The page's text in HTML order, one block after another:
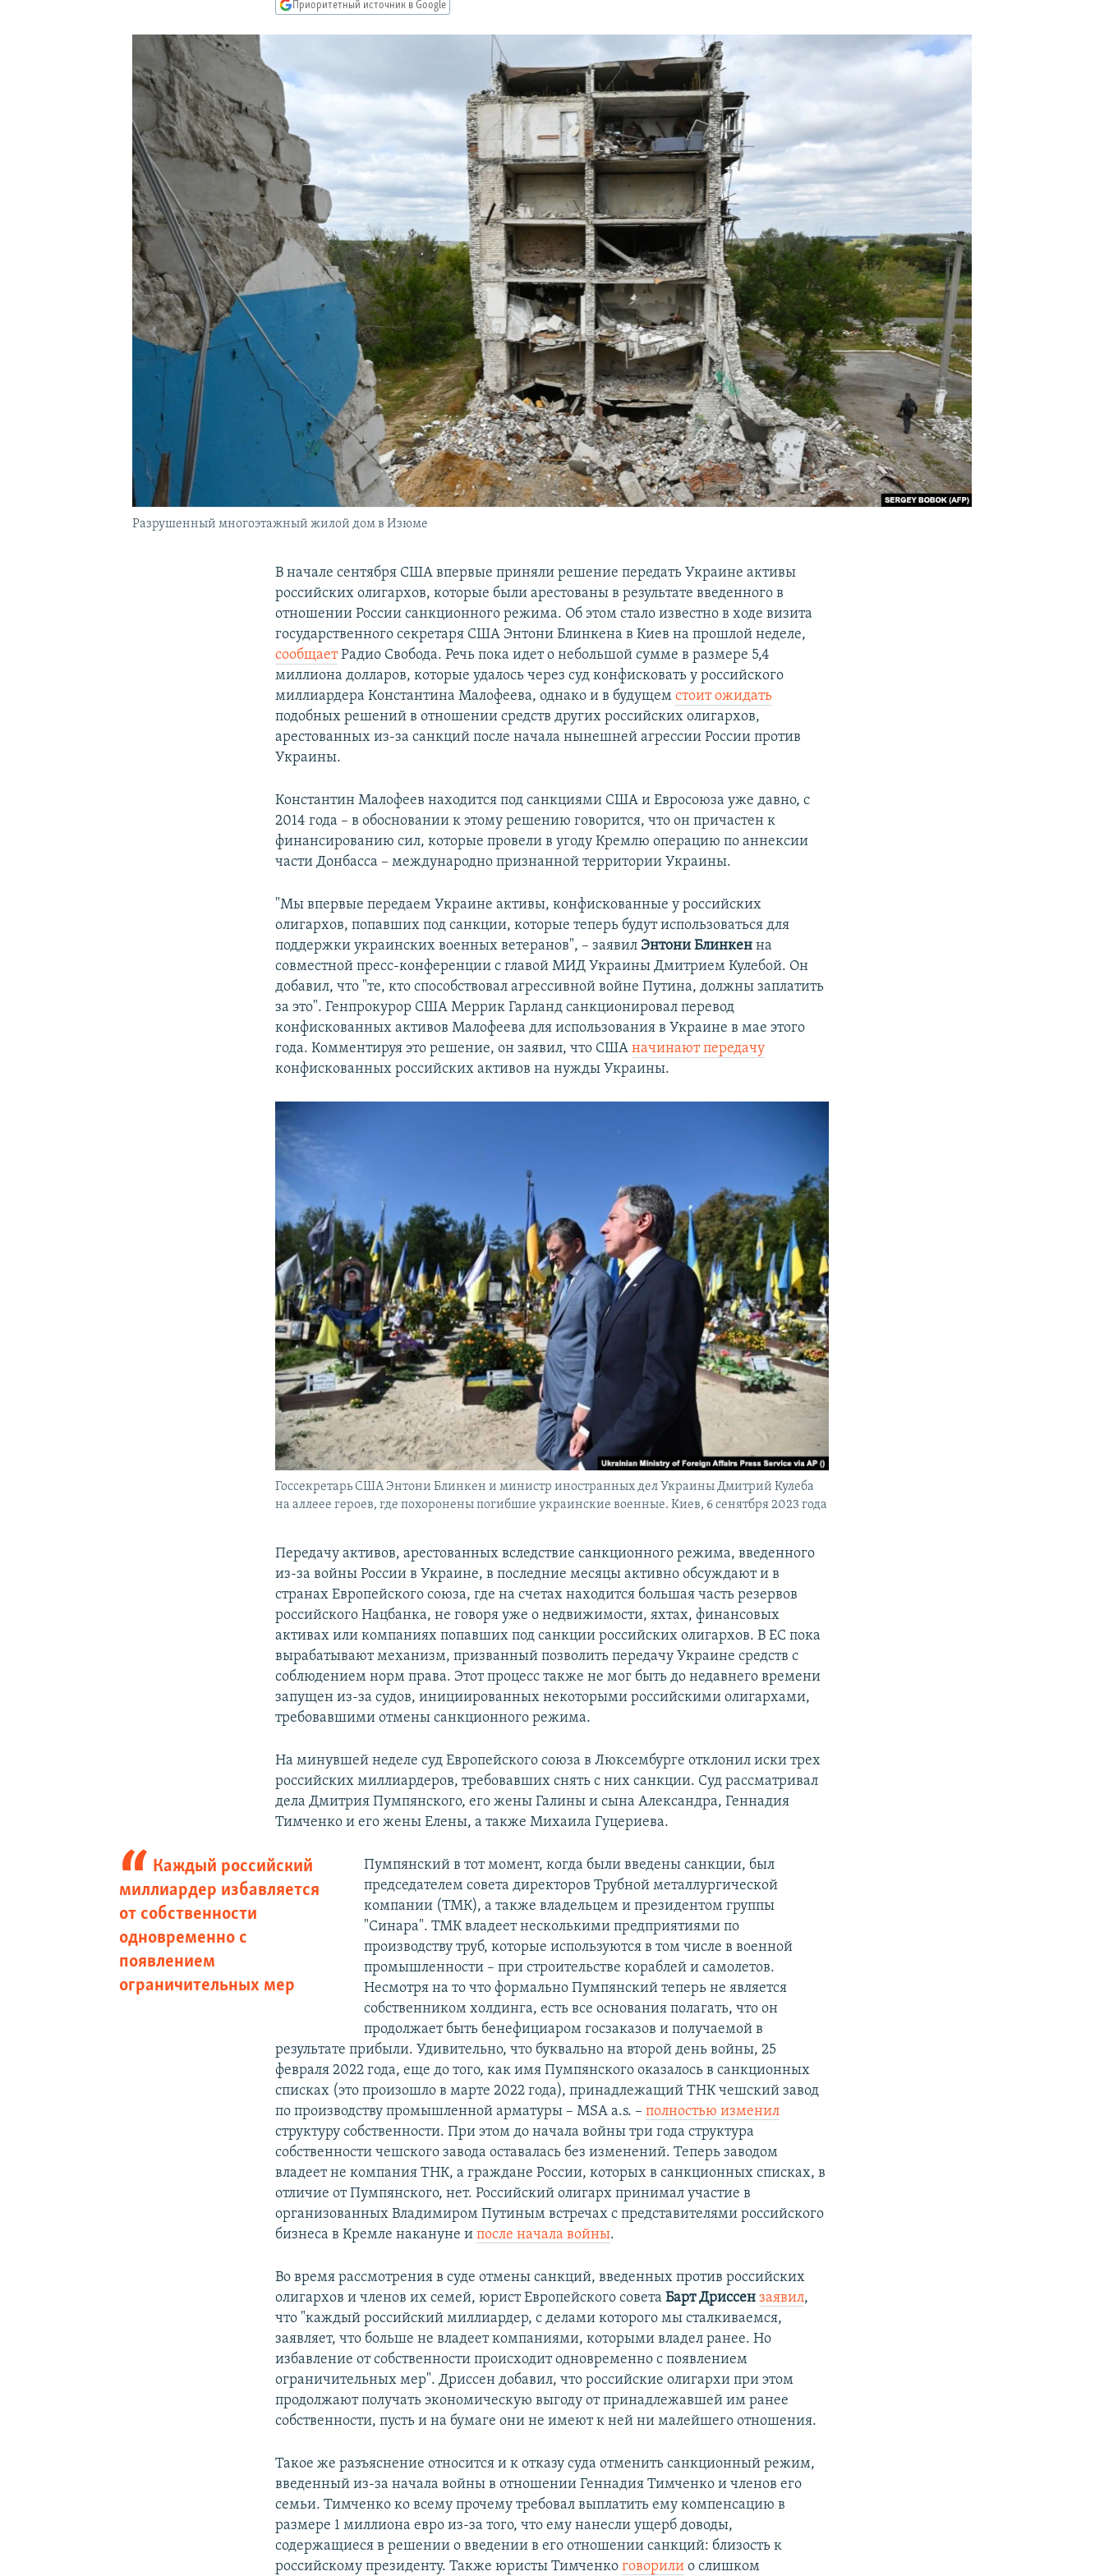
ПОДПИШИТЕСЬ НА РАССЫЛКУ
Приоритетный источник в Google
Разрушенный многоэтажный жилой дом в Изюме
В начале сентября США впервые приняли решение передать Украине активы
российских олигархов, которые были арестованы в результате введенного в
отношении России санкционного режима. Об этом стало известно в ходе визита
государственного секретаря США Энтони Блинкена в Киев на прошлой неделе,
сообщаетРадио Свобода. Речь пока идет о небольшой сумме в размере 5,4
миллиона долларов, которые удалось через суд конфисковать у российского
миллиардера Константина Малофеева, однако и в будущемстоит ожидать
подобных решений в отношении средств других российских олигархов,
арестованных из-за санкций после начала нынешней агрессии России против
Украины.
Константин Малофеев находится под санкциями США и Евросоюза уже давно, с
2014 года – в обосновании к этому решению говорится, что он причастен к
финансированию сил, которые провели в угоду Кремлю операцию по аннексии
части Донбасса – международно признанной территории Украины.
"Мы впервые передаем Украине активы, конфискованные у российских
олигархов, попавших под санкции, которые теперь будут использоваться для
поддержки украинских военных ветеранов", – заявил Энтони Блинкен на
совместной пресс-конференции с главой МИД Украины Дмитрием Кулебой. Он
добавил, что "те, кто способствовал агрессивной войне Путина, должны заплатить
за это". Генпрокурор США Меррик Гарланд санкционировал перевод
конфискованных активов Малофеева для использования в Украине в мае этого
года. Комментируя это решение, он заявил, что СШАначинают передачу
конфискованных российских активов на нужды Украины.
Госсекретарь США Энтони Блинкен и министр иностранных дел Украины Дмитрий Кулеба
на аллеее героев, где похоронены погибшие украинские военные. Киев, 6 сенятбря 2023 года
Передачу активов, арестованных вследствие санкционного режима, введенного
из-за войны России в Украине, в последние месяцы активно обсуждают и в
странах Европейского союза, где на счетах находится большая часть резервов
российского Нацбанка, не говоря уже о недвижимости, яхтах, финансовых
активах или компаниях попавших под санкции российских олигархов. В ЕС пока
вырабатывают механизм, призванный позволить передачу Украине средств с
соблюдением норм права. Этот процесс также не мог быть до недавнего времени
запущен из-за судов, инициированных некоторыми российскими олигархами,
требовавшими отмены санкционного режима.
На минувшей неделе суд Европейского союза в Люксембурге отклонил иски трех
российских миллиардеров, требовавших снять с них санкции. Суд рассматривал
дела Дмитрия Пумпянского, его жены Галины и сына Александра, Геннадия
Тимченко и его жены Елены, а также Михаила Гуцериева.
Каждый российский
миллиардер избавляется
от собственности
одновременно с
появлением
ограничительных мер
Пумпянский в тот момент, когда были введены санкции, был
председателем совета директоров Трубной металлургической
компании (ТМК), а также владельцем и президентом группы
"Синара". ТМК владеет несколькими предприятиями по
производству труб, которые используются в том числе в военной
промышленности – при строительстве кораблей и самолетов.
Несмотря на то что формально Пумпянский теперь не является
собственником холдинга, есть все основания полагать, что он
продолжает быть бенефициаром госзаказов и получаемой в
результате прибыли. Удивительно, что буквально на второй день войны, 25
февраля 2022 года, еще до того, как имя Пумпянского оказалось в санкционных
списках (это произошло в марте 2022 года), принадлежащий ТНК чешский завод
по производству промышленной арматуры – MSA a.s. –полностью изменил
структуру собственности. При этом до начала войны три года структура
собственности чешского завода оставалась без изменений. Теперь заводом
владеет не компания ТНК, а граждане России, которых в санкционных списках, в
отличие от Пумпянского, нет. Российский олигарх принимал участие в
организованных Владимиром Путиным встречах с представителями российского
бизнеса в Кремле накануне ипосле начала войны.
Во время рассмотрения в суде отмены санкций, введенных против российских
олигархов и членов их семей, юрист Европейского советаБарт Дриссен заявил,
что "каждый российский миллиардер, с делами которого мы сталкиваемся,
заявляет, что больше не владеет компаниями, которыми владел ранее. Но
избавление от собственности происходит одновременно с появлением
ограничительных мер". Дриссен добавил, что российские олигархи при этом
продолжают получать экономическую выгоду от принадлежавшей им ранее
собственности, пусть и на бумаге они не имеют к ней ни малейшего отношения.
Такое же разъяснение относится и к отказу суда отменить санкционный режим,
введенный из-за начала войны в отношении Геннадия Тимченко и членов его
семьи. Тимченко ко всему прочему требовал выплатить ему компенсацию в
размере 1 миллиона евро из-за того, что ему нанесли ущерб доводы,
содержащиеся в решении о введении в его отношении санкций: близость к
российскому президенту. Также юристы Тимченкоговорили о слишком